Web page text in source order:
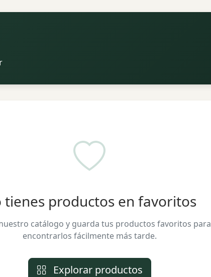
tienes productos en favoritos
catálogo y guarda tus productos favoritos para
encontrarlos fácilmente más tarde.
Explorar productos